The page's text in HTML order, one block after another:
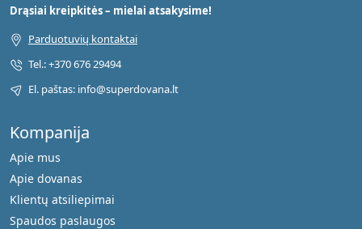
Kompanija
Apie mus
Apie dovanas
Klientų atsiliepimai
Spaudos paslaugos
Drąsiai kreipkitės – mielai atsakysime!
Parduotuvių kontaktai
Tel.: +370 676 29494
El. paštas: info@superdovana.lt